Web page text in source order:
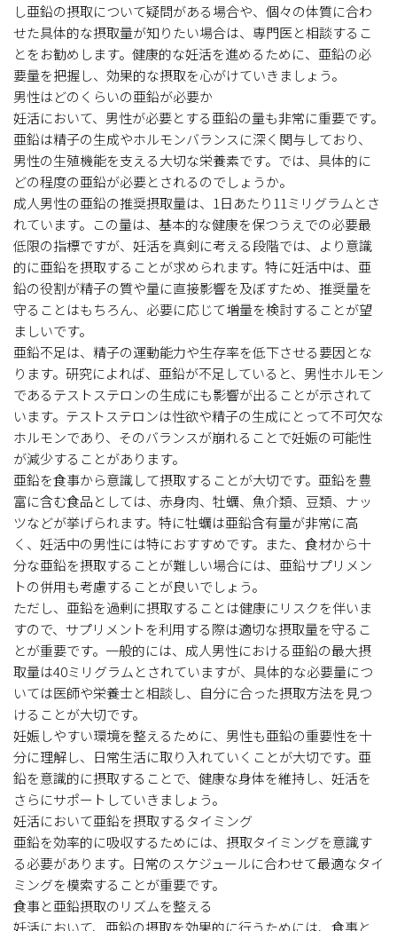
し亜鉛の摂取について疑問がある場合や、個々の体質に合わ
せた具体的な摂取量が知りたい場合は、専門医と相談するこ
とをお勧めします。健康的な妊活を進めるために、亜鉛の必
要量を把握し、効果的な摂取を心がけていきましょう。
男性はどのくらいの亜鉛が必要か
妊活において、男性が必要とする亜鉛の量も非常に重要です。
亜鉛は精子の生成やホルモンバランスに深く関与しており、
男性の生殖機能を支える大切な栄養素です。では、具体的に
どの程度の亜鉛が必要とされるのでしょうか。
成人男性の亜鉛の推奨摂取量は、1日あたり11ミリグラムとさ
れています。この量は、基本的な健康を保つうえでの必要最
低限の指標ですが、妊活を真剣に考える段階では、より意識
的に亜鉛を摂取することが求められます。特に妊活中は、亜
鉛の役割が精子の質や量に直接影響を及ぼすため、推奨量を
守ることはもちろん、必要に応じて増量を検討することが望
ましいです。
亜鉛不足は、精子の運動能力や生存率を低下させる要因とな
ります。研究によれば、亜鉛が不足していると、男性ホルモン
であるテストステロンの生成にも影響が出ることが示されて
います。テストステロンは性欲や精子の生成にとって不可欠な
ホルモンであり、そのバランスが崩れることで妊娠の可能性
が減少することがあります。
亜鉛を食事から意識して摂取することが大切です。亜鉛を豊
富に含む食品としては、赤身肉、牡蠣、魚介類、豆類、ナッ
ツなどが挙げられます。特に牡蠣は亜鉛含有量が非常に高
く、妊活中の男性には特におすすめです。また、食材から十
分な亜鉛を摂取することが難しい場合には、亜鉛サプリメン
トの併用も考慮することが良いでしょう。
ただし、亜鉛を過剰に摂取することは健康にリスクを伴いま
すので、サプリメントを利用する際は適切な摂取量を守るこ
とが重要です。一般的には、成人男性における亜鉛の最大摂
取量は40ミリグラムとされていますが、具体的な必要量につ
いては医師や栄養士と相談し、自分に合った摂取方法を見つ
けることが大切です。
妊娠しやすい環境を整えるために、男性も亜鉛の重要性を十
分に理解し、日常生活に取り入れていくことが大切です。亜
鉛を意識的に摂取することで、健康な身体を維持し、妊活を
さらにサポートしていきましょう。
妊活において亜鉛を摂取するタイミング
亜鉛を効率的に吸収するためには、摂取タイミングを意識す
る必要があります。日常のスケジュールに合わせて最適なタイ
ミングを模索することが重要です。
食事と亜鉛摂取のリズムを整える
妊活において、亜鉛の摂取を効果的に行うためには、食事と